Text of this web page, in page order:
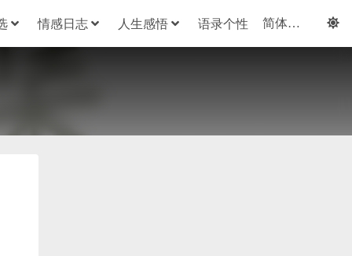
情感日志 人生感悟 语录个性